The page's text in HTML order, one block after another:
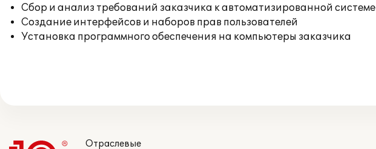
Сбор и анализ требований заказчика к автоматизированной системе
Создание интерфейсов и наборов прав пользователей
Установка программного обеспечения на компьютеры заказчика
Отраслевые